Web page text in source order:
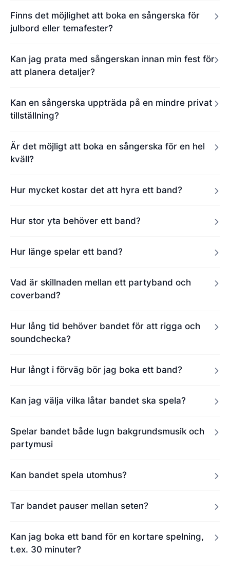
Finns det möjlighet att boka en sångerska för
julbord eller temafester?
Kan jag prata med sångerskan innan min fest för
att planera detaljer?
Kan en sångerska uppträda på en mindre privat
tillställning?
Är det möjligt att boka en sångerska för en hel
kväll?
Hur mycket kostar det att hyra ett band?
Hur stor yta behöver ett band?
Hur länge spelar ett band?
Vad är skillnaden mellan ett partyband och
coverband?
Hur lång tid behöver bandet för att rigga och
soundchecka?
Hur långt i förväg bör jag boka ett band?
Kan jag välja vilka låtar bandet ska spela?
Spelar bandet både lugn bakgrundsmusik och
partymusi
Kan bandet spela utomhus?
Tar bandet pauser mellan seten?
Kan jag boka ett band för en kortare spelning,
t.ex. 30 minuter?